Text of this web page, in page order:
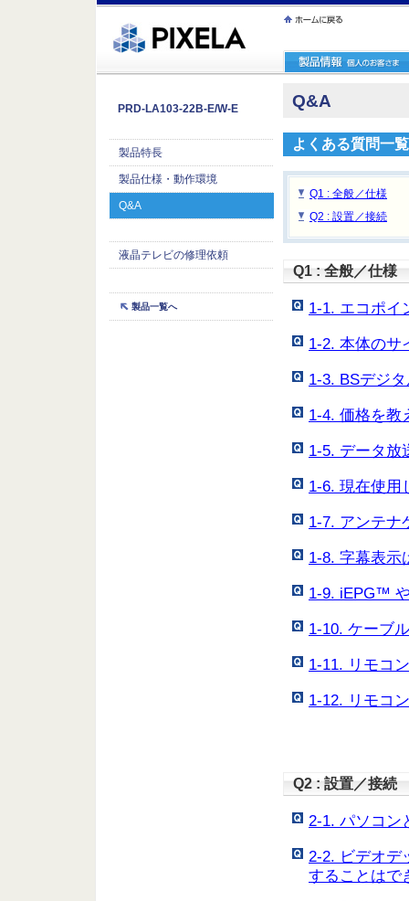
繝ｳ繧ｯ縺ｧ縺吶�
PRD-LA103-22B-E/W-E
製品特長
製品仕様・動作環境
Q&A
液晶テレビの修理依頼
製品一覧へ
Q&A
よくある質問一覧
Q1 : 全般／仕様
Q2 : 設置／接続
Q1 : 全般／仕様
1-1. エコポイ
1-2. 本体のサ
1-3. BSデジ
1-4. 価格を教
1-5. データ放
1-6. 現在使用
1-7. アンテナ
1-8. 字幕表示
1-9. iEPG™
1-10. ケーブ
1-11. リモコ
1-12. リモコ
Q2 : 設置／接続
2-1. パソコン
2-2. ビデオデ
することはで